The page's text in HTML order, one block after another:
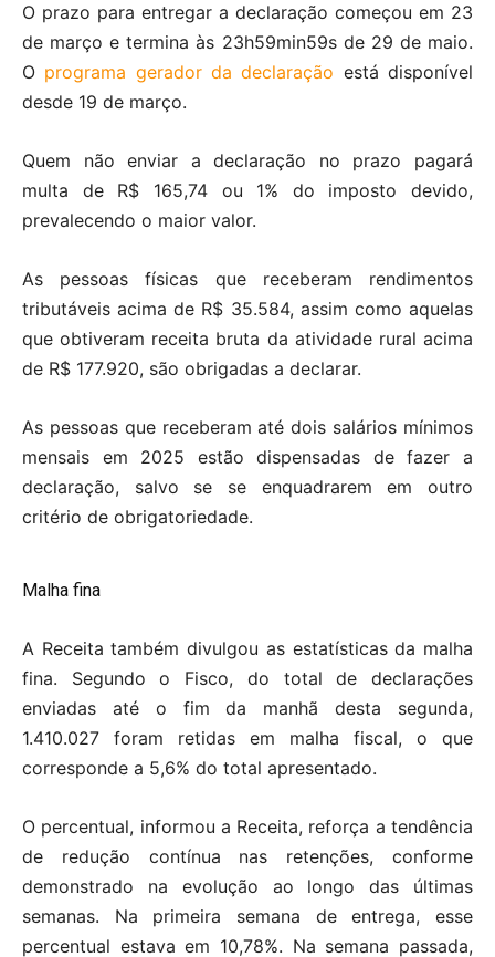
O prazo para entregar a declaração começou em 23
de março e termina às 23h59min59s de 29 de maio.
O programa gerador da declaração está disponível
desde 19 de março.
Quem não enviar a declaração no prazo pagará
multa de R$ 165,74 ou 1% do imposto devido,
prevalecendo o maior valor.
As pessoas físicas que receberam rendimentos
tributáveis acima de R$ 35.584, assim como aquelas
que obtiveram receita bruta da atividade rural acima
de R$ 177.920, são obrigadas a declarar.
As pessoas que receberam até dois salários mínimos
mensais em 2025 estão dispensadas de fazer a
declaração, salvo se se enquadrarem em outro
critério de obrigatoriedade.
Malha fina
A Receita também divulgou as estatísticas da malha
fina. Segundo o Fisco, do total de declarações
enviadas até o fim da manhã desta segunda,
1.410.027 foram retidas em malha fiscal, o que
corresponde a 5,6% do total apresentado.
O percentual, informou a Receita, reforça a tendência
de redução contínua nas retenções, conforme
demonstrado na evolução ao longo das últimas
semanas. Na primeira semana de entrega, esse
percentual estava em 10,78%. Na semana passada,